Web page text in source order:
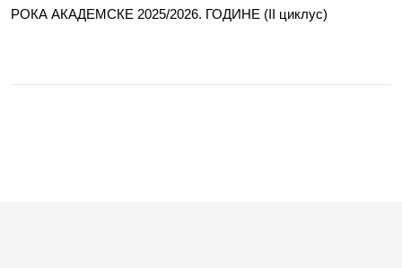
РОКА АКАДЕМСКЕ 2025/2026. ГОДИНЕ (II циклус)